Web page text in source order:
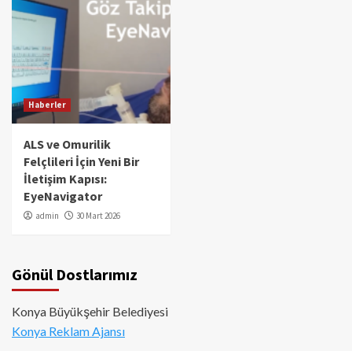
Haberler
ALS ve Omurilik
Felçlileri İçin Yeni Bir
İletişim Kapısı:
EyeNavigator
admin 30 Mart 2026
Gönül Dostlarımız
Konya Büyükşehir Belediyesi
Konya Reklam Ajansı